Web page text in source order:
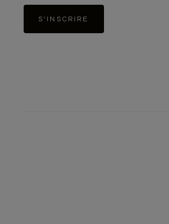
S'INSCRIRE